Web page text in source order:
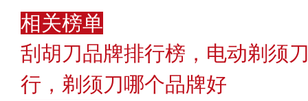
相关榜单
刮胡刀品牌排行榜，电动剃须
行，剃须刀哪个品牌好